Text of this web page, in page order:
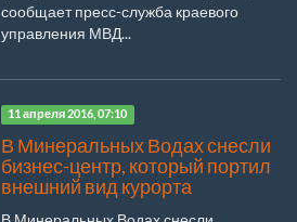
сообщает пресс-служба краевого
управления МВД...
11 апреля 2016, 07:10
В Минеральных Водах снесли
бизнес-центр, который портил
внешний вид курорта